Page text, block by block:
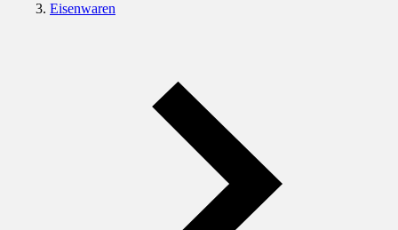
Eisenwaren